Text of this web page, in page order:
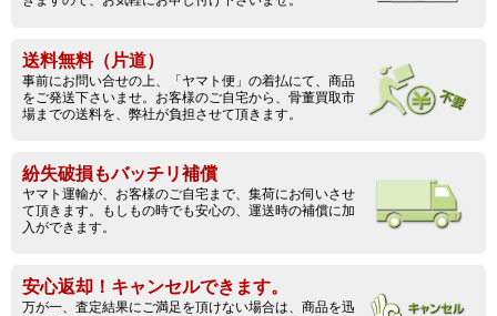
送料無料（片道）
事前にお問い合せの上、「ヤマト便」の着払にて、商品
をご発送下さいませ。お客様のご自宅から、骨董買取市
場までの送料を、弊社が負担させて頂きます。
紛失破損もバッチリ補償
ヤマト運輸が、お客様のご自宅まで、集荷にお伺いさせ
て頂きます。もしもの時でも安心の、運送時の補償に加
入ができます。
安心返却！キャンセルできます。
万が一、査定結果にご満足を頂けない場合は、商品を迅